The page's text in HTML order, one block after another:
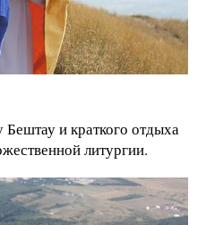
и краткого отдыха
литургии.